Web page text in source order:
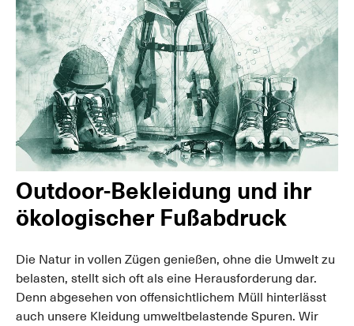
Outdoor-Bekleidung und ihr
ökologischer Fußabdruck
Die Natur in vollen Zügen genießen, ohne die Umwelt zu
belasten, stellt sich oft als eine Herausforderung dar.
Denn abgesehen von offensichtlichem Müll hinterlässt
auch unsere Kleidung umweltbelastende Spuren. Wir